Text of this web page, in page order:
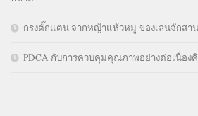
กรงตั๊กแตน จากหญ้าแห้วหมู ของเล่นจักสา
PDCA กับการควบคุมคุณภาพอย่างต่อเนื่องคิ